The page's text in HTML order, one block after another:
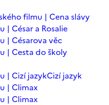
filmu | Cena slávy
| César a Rosalie
| Césarova věc
| Cesta do školy
| Cizí jazykCizí jazyk
| Climax
| Climax